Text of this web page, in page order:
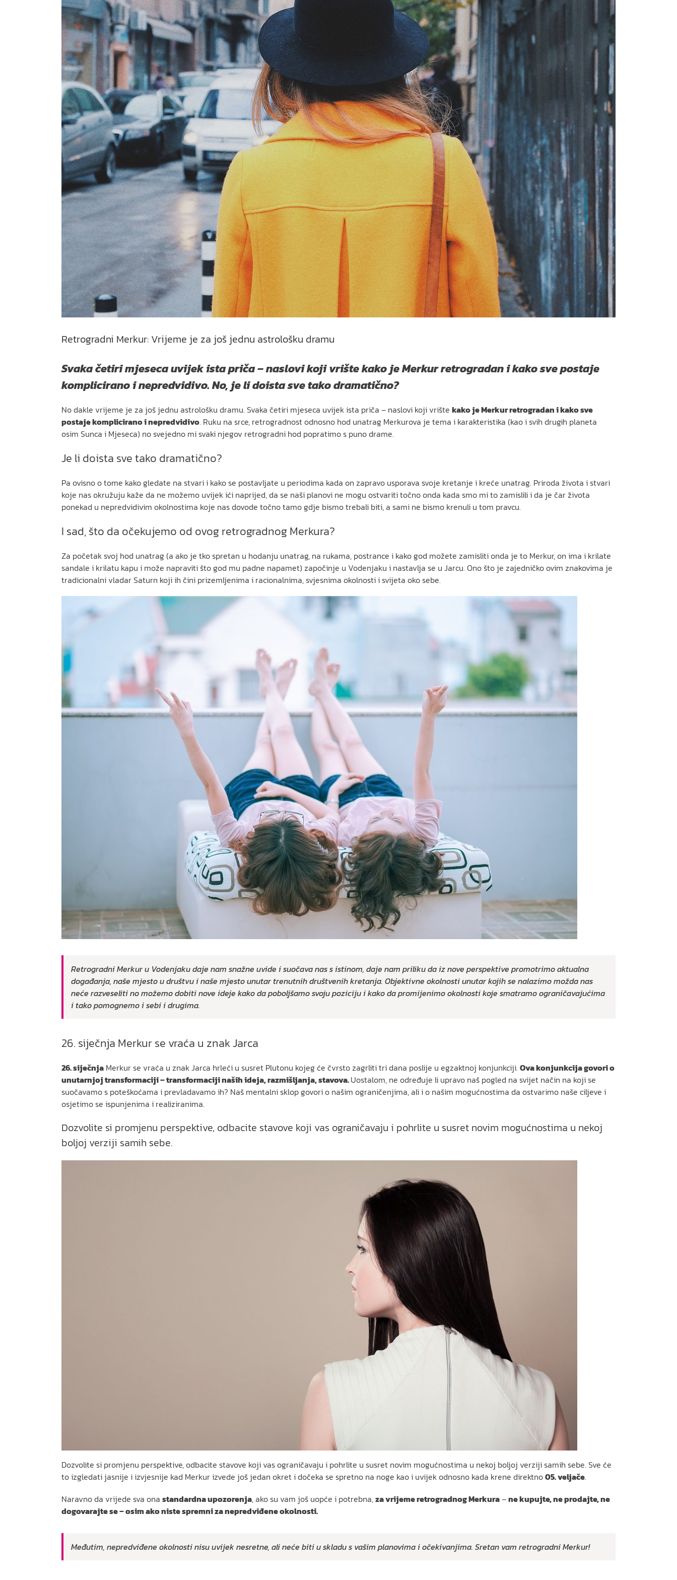
Retrogradni Merkur: Vrijeme je za još jednu astrološku dramu
Svaka četiri mjeseca uvijek ista priča – naslovi koji vrište kako je Merkur retrogradan i kako sve postaje
komplicirano i nepredvidivo. No, je li doista sve tako dramatično?
No dakle vrijeme je za još jednu astrološku dramu. Svaka četiri mjeseca uvijek ista priča – naslovi koji vrište kako je Merkur retrogradan i kako sve
postaje komplicirano i nepredvidivo. Ruku na srce, retrogradnost odnosno hod unatrag Merkurova je tema i karakteristika (kao i svih drugih planeta
osim Sunca i Mjeseca) no svejedno mi svaki njegov retrogradni hod popratimo s puno drame.
Je li doista sve tako dramatično?
Pa ovisno o tome kako gledate na stvari i kako se postavljate u periodima kada on zapravo usporava svoje kretanje i kreće unatrag. Priroda života i stvari
koje nas okružuju kaže da ne možemo uvijek ići naprijed, da se naši planovi ne mogu ostvariti točno onda kada smo mi to zamislili i da je čar života
ponekad u nepredvidivim okolnostima koje nas dovode točno tamo gdje bismo trebali biti, a sami ne bismo krenuli u tom pravcu.
I sad, što da očekujemo od ovog retrogradnog Merkura?
Za početak svoj hod unatrag (a ako je tko spretan u hodanju unatrag, na rukama, postrance i kako god možete zamisliti onda je to Merkur, on ima i krilate
sandale i krilatu kapu i može napraviti što god mu padne napamet) započinje u Vodenjaku i nastavlja se u Jarcu. Ono što je zajedničko ovim znakovima je
tradicionalni vladar Saturn koji ih čini prizemljenima i racionalnima, svjesnima okolnosti i svijeta oko sebe.
Retrogradni Merkur u Vodenjaku daje nam snažne uvide i suočava nas s istinom, daje nam priliku da iz nove perspektive promotrimo aktualna
događanja, naše mjesto u društvu i naše mjesto unutar trenutnih društvenih kretanja. Objektivne okolnosti unutar kojih se nalazimo možda nas
neće razveseliti no možemo dobiti nove ideje kako da poboljšamo svoju poziciju i kako da promijenimo okolnosti koje smatramo ograničavajućima
i tako pomognemo i sebi i drugima.
26. siječnja Merkur se vraća u znak Jarca
26. siječnja Merkur se vraća u znak Jarca hrleći u susret Plutonu kojeg će čvrsto zagrliti tri dana poslije u egzaktnoj konjunkciji. Ova konjunkcija govori o
unutarnjoj transformaciji – transformaciji naših ideja, razmišljanja, stavova.Uostalom, ne određuje li upravo naš pogled na svijet način na koji se
suočavamo s poteškoćama i prevladavamo ih? Naš mentalni sklop govori o našim ograničenjima, ali i o našim mogućnostima da ostvarimo naše ciljeve i
osjetimo se ispunjenima i realiziranima.
Dozvolite si promjenu perspektive, odbacite stavove koji vas ograničavaju i pohrlite u susret novim mogućnostima u nekoj
boljoj verziji samih sebe.
Dozvolite si promjenu perspektive, odbacite stavove koji vas ograničavaju i pohrlite u susret novim mogućnostima u nekoj boljoj verziji samih sebe. Sve će
to izgledati jasnije i izvjesnije kad Merkur izvede još jedan okret i dočeka se spretno na noge kao i uvijek odnosno kada krene direktno05. veljače.
Naravno da vrijede sva ona standardna upozorenja, ako su vam još uopće i potrebna,za vrijeme retrogradnog Merkura–ne kupujte, ne prodajte, ne
dogovarajte se – osim ako niste spremni za nepredviđene okolnosti.
Međutim, nepredviđene okolnosti nisu uvijek nesretne, ali neće biti u skladu s vašim planovima i očekivanjima. Sretan vam retrogradni Merkur!